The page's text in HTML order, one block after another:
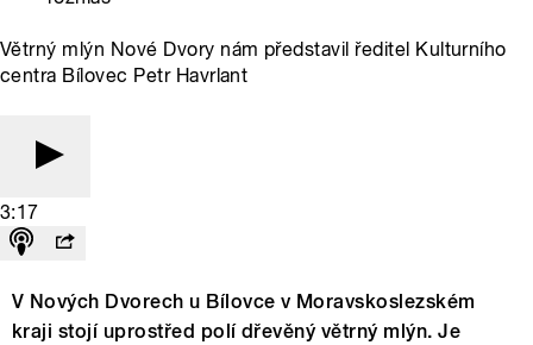
Větrný mlýn Nové Dvory nám představil ředitel Kulturního
centra Bílovec Petr Havrlant
3:17
V Nových Dvorech u Bílovce v Moravskoslezském
kraji stojí uprostřed polí dřevěný větrný mlýn. Je